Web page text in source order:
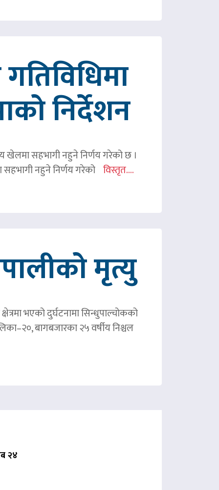
गतिविधिमा
निर्देशन
खेलमा सहभागी नहुने निर्णय गरेको छ ।
सहभागी नहुने निर्णय गरेको विस्तृत....
मृत्यु
भएको दुर्घटनामा सिन्धुपाल्चोकको
बागबजारका २५ वर्षीय निश्चल
२४